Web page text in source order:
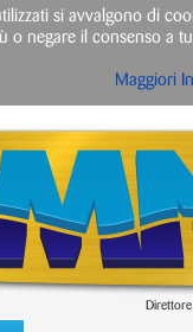
si avvalgono di
o negare il consenso a
Maggiori